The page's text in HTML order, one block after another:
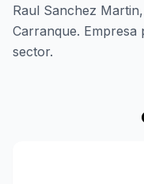
Raul Sanchez
Carranque.
sector.